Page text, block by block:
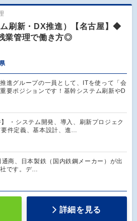
刷新・DX推進）【名古屋】◆
業管理で働き方◎
進グループの一員として、ITを使って「会
要ポジションです！基幹システム刷新やD
】 ・システム開発、導入、刷新プロジェク
要件定義、基本設計、進…
通商、日本製鉄（国内鉄鋼メーカー）が出
です。デ…
詳細を見る